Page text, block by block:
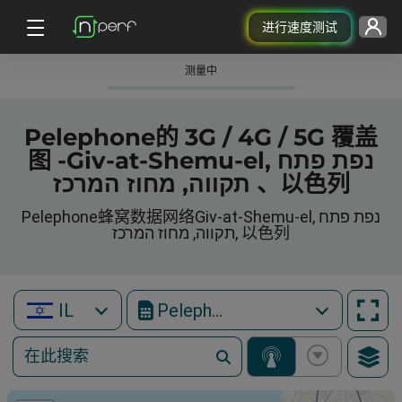
进行速度测试
测量中
Pelephone的 3G / 4G / 5G 覆盖
图 -Giv-at-Shemu-el, נפת פתח
תקווה, מחוז המרכז 、以色列
Pelephone蜂窝数据网络Giv-at-Shemu-el, נפת פתח
תקווה, מחוז המרכז, 以色列
IL Pelephone